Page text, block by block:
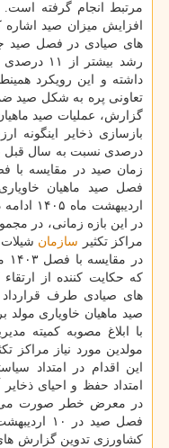
مرتبط انجام گرفته
افزایش میزان صید
های صیادی در فصل صید
رشد
داشته و این رویکرد
تعاونی پره به شکل صید
گزارش، عملیات صید
درصدی نسبت به سال قبل
مراکز تکثیر سازمان
که حکایت کننده از
های صیادی طرف
صید ماهیان خاویاری مولد
با ابلاغ مصوبه کمیته
مولدین مورد نیاز مراکز
این اقدام در امتداد
امتداد حفظ و احیای
در معرض خطر صورت می
فصل صید
کشاورزی تدوین گزارش